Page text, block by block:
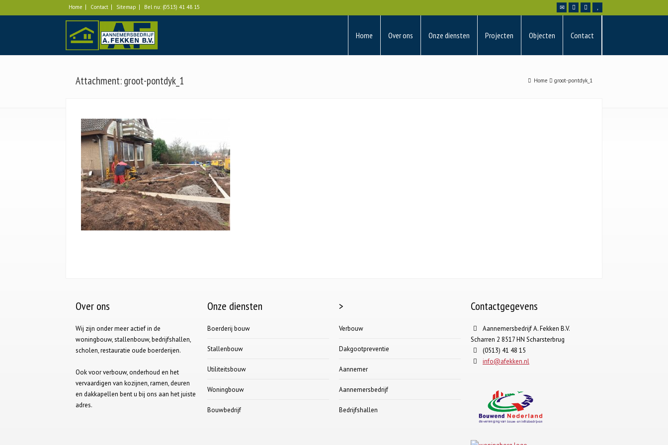
Home Contact Sitemap Bel nu: (0513) 41 48 15
Home Over ons Onze diensten Projecten Objecten Contact
Attachment: groot-pontdyk_1 Home groot-pontdyk_1
Over ons
Wij zijn onder meer actief in de
woningbouw, stallenbouw, bedrijfshallen,
scholen, restauratie oude boerderijen.
Ook voor verbouw, onderhoud en het
vervaardigen van kozijnen, ramen, deuren
en dakkapellen bent u bij ons aan het juiste
adres.
Onze diensten
Boerderij bouw
Stallenbouw
Utiliteitsbouw
Woningbouw
Bouwbedrijf
>
Verbouw
Dakgootpreventie
Aannemer
Aannemersbedrijf
Bedrijfshallen
Contactgegevens
Aannemersbedrijf A. Fekken B.V.
Scharren 2 8517 HN Scharsterbrug
(0513) 41 48 15
info@afekken.nl